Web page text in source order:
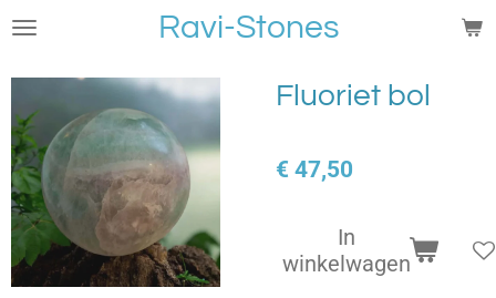
Ga
naar
hoofdinhoud
Ravi-Stones
Fluoriet bol
€ 47,50
In
winkelwagen